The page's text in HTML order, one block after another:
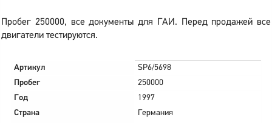
Пробег 250000, все документы для ГАИ. Перед продажей все
двигатели тестируются.
Артикул
SP6/5698
Пробег
250000
Год
1997
Страна
Германия